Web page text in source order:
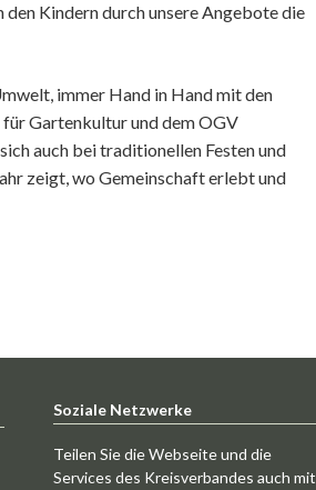
Kindern durch unsere Angebote die
immer Hand in Hand mit den
Gartenkultur und dem OGV
auch bei traditionellen Festen und
zeigt, wo Gemeinschaft erlebt und
Soziale Netzwerke
Teilen Sie die Webseite und die
Services des Kreisverbandes auch mit